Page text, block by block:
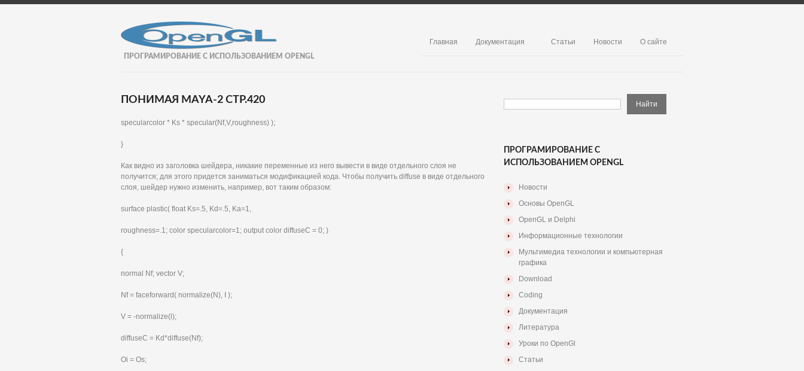
ПРОГРАМИРОВАНИЕ С ИСПОЛЬЗОВАНИЕМ OPENGL
Главная Документация Статьи Новости О сайте
ПОНИМАЯ MAYA-2 СТР.420
specularcolor * Ks * specular(Nf,V,roughness) );
}
Как видно из заголовка шейдера, никакие переменные из него вывести в виде отдельного слоя не
получится; для этого придется заниматься модификацией кода. Чтобы получить diffuse в виде отдельного
слоя, шейдер нужно изменить, например, вот таким образом:
surface plastic( float Ks=.5, Kd=.5, Ka=1,
roughness=.1; color specularcolor=1; output color diffuseC = 0; )
{
normal Nf; vector V;
Nf = faceforward( normalize(N), I );
V = -normalize(l);
diffuseC = Kd*diffuse(Nf);
Oi = Os;
ПРОГРАМИРОВАНИЕ С
ИСПОЛЬЗОВАНИЕМ OPENGL
Новости
Основы OpenGL
OpenGL и Delphi
Информационные технологии
Мультимедиа технологии и компьютерная
графика
Download
Coding
Документация
Литература
Уроки по OpenGl
Статьи